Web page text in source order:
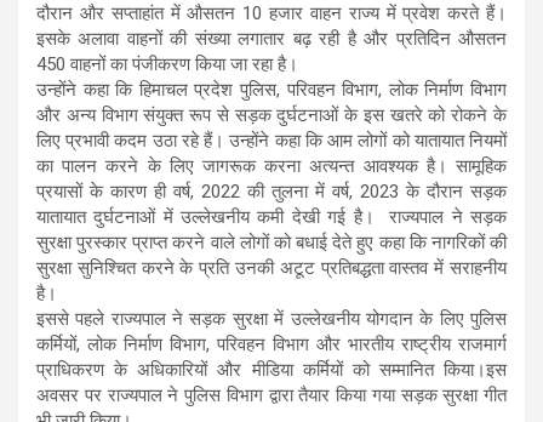
दौरान और सप्ताहांत में औसतन 10 हजार वाहन राज्य में प्रवेश करते हैं।
इसके अलावा वाहनों की संख्या लगातार बढ़ रही है और प्रतिदिन औसतन
450 वाहनों का पंजीकरण किया जा रहा है।
उन्होंने कहा कि हिमाचल प्रदेश पुलिस, परिवहन विभाग, लोक निर्माण विभाग
और अन्य विभाग संयुक्त रूप से सड़क दुर्घटनाओं के इस खतरे को रोकने के
लिए प्रभावी कदम उठा रहे हैं। उन्होंने कहा कि आम लोगों को यातायात नियमों
का पालन करने के लिए जागरूक करना अत्यन्त आवश्यक है। सामूहिक
प्रयासों के कारण ही वर्ष, 2022 की तुलना में वर्ष, 2023 के दौरान सड़क
यातायात दुर्घटनाओं में उल्लेखनीय कमी देखी गई है। राज्यपाल ने सड़क
सुरक्षा पुरस्कार प्राप्त करने वाले लोगों को बधाई देते हुए कहा कि नागरिकों की
सुरक्षा सुनिश्चित करने के प्रति उनकी अटूट प्रतिबद्धता वास्तव में सराहनीय
है।
इससे पहले राज्यपाल ने सड़क सुरक्षा में उल्लेखनीय योगदान के लिए पुलिस
कर्मियों, लोक निर्माण विभाग, परिवहन विभाग और भारतीय राष्ट्रीय राजमार्ग
प्राधिकरण के अधिकारियों और मीडिया कर्मियों को सम्मानित किया।इस
अवसर पर राज्यपाल ने पुलिस विभाग द्वारा तैयार किया गया सड़क सुरक्षा गीत